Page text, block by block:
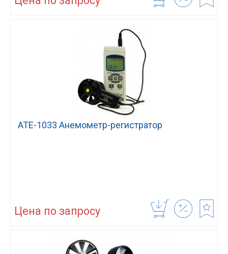
АТЕ-1033 Анемометр-регистратор
Цена по запросу